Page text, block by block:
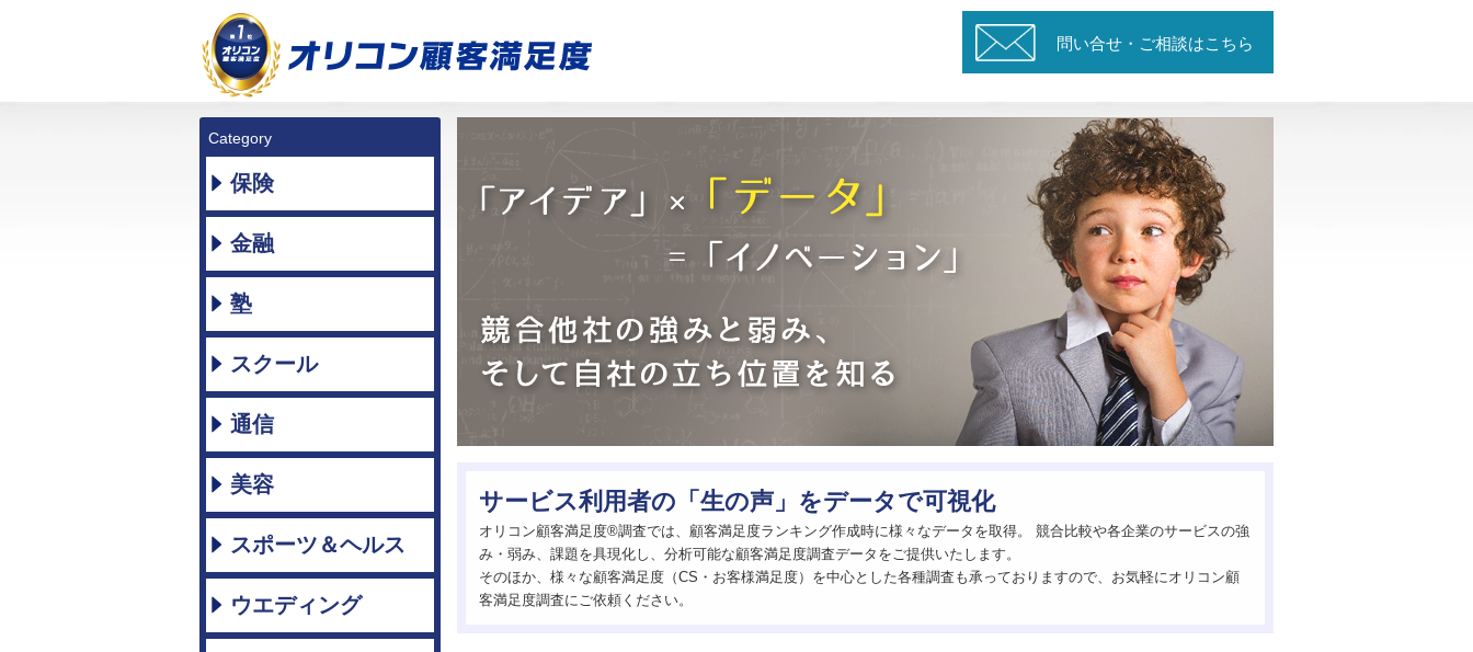
問い合せ・ご相談はこちら
Category
保険
金融
塾
スクール
通信
美容
スポーツ＆ヘルス
ウエディング
サービス利用者の「生の声」をデータで可視化
オリコン顧客満足度®調査では、顧客満足度ランキング作成時に様々なデータを取得。 競合比較や各企業のサービスの強
み・弱み、課題を具現化し、分析可能な顧客満足度調査データをご提供いたします。
そのほか、様々な顧客満足度（CS・お客様満足度）を中心とした各種調査も承っておりますので、お気軽にオリコン顧
客満足度調査にご依頼ください。